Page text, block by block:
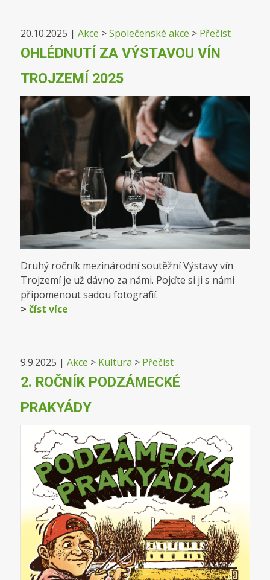
20.10.2025 | Akce >Společenské akce > Přečíst
OHLÉDNUTÍ ZA VÝSTAVOU VÍN
TROJZEMÍ 2025
Druhý ročník mezinárodní soutěžní Výstavy vín
Trojzemí je už dávno za námi. Pojďte si ji s námi
připomenout sadou fotografií.
> číst více
9.9.2025 | Akce > Kultura > Přečíst
2. ROČNÍK PODZÁMECKÉ
PRAKYÁDY